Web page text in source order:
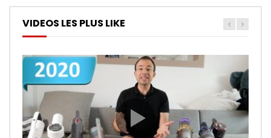
VIDEOS LES PLUS LIKE